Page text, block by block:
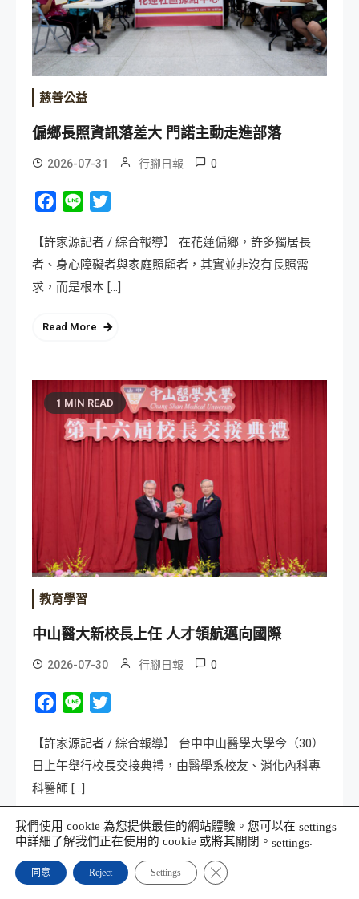
慈善公益
偏鄉長照資訊落差大 門諾主動走進部落
2026-07-31 行腳日報 0
Facebook
Line
【許家源記者 / 綜合報導】 在花蓮偏鄉，許多獨居長
者、身心障礙者與家庭照顧者，其實並非沒有長照需
求，而是根本 […]
Read More
1 MIN READ
教育學習
中山醫大新校長上任 人才領航邁向國際
2026-07-30 行腳日報 0
Facebook
Line
【許家源記者 / 綜合報導】 台中中山醫學大學今（30）
日上午舉行校長交接典禮，由醫學系校友、消化內科專
科醫師 […]
Read More
我們使用 cookie 為您提供最佳的網站體驗。您可以在 settings
中詳細了解我們正在使用的 cookie 或將其關閉。 settings.
同意 Reject Settings Close GDPR Cookie Banner